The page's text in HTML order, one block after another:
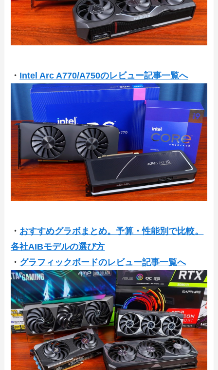
・ Intel Arc A770/A750のレビュー記事一覧へ
・ おすすめグラボまとめ。予算・性能別で比較。
各社AIBモデルの選び方
・ グラフィックボードのレビュー記事一覧へ